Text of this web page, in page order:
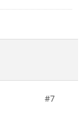
#7